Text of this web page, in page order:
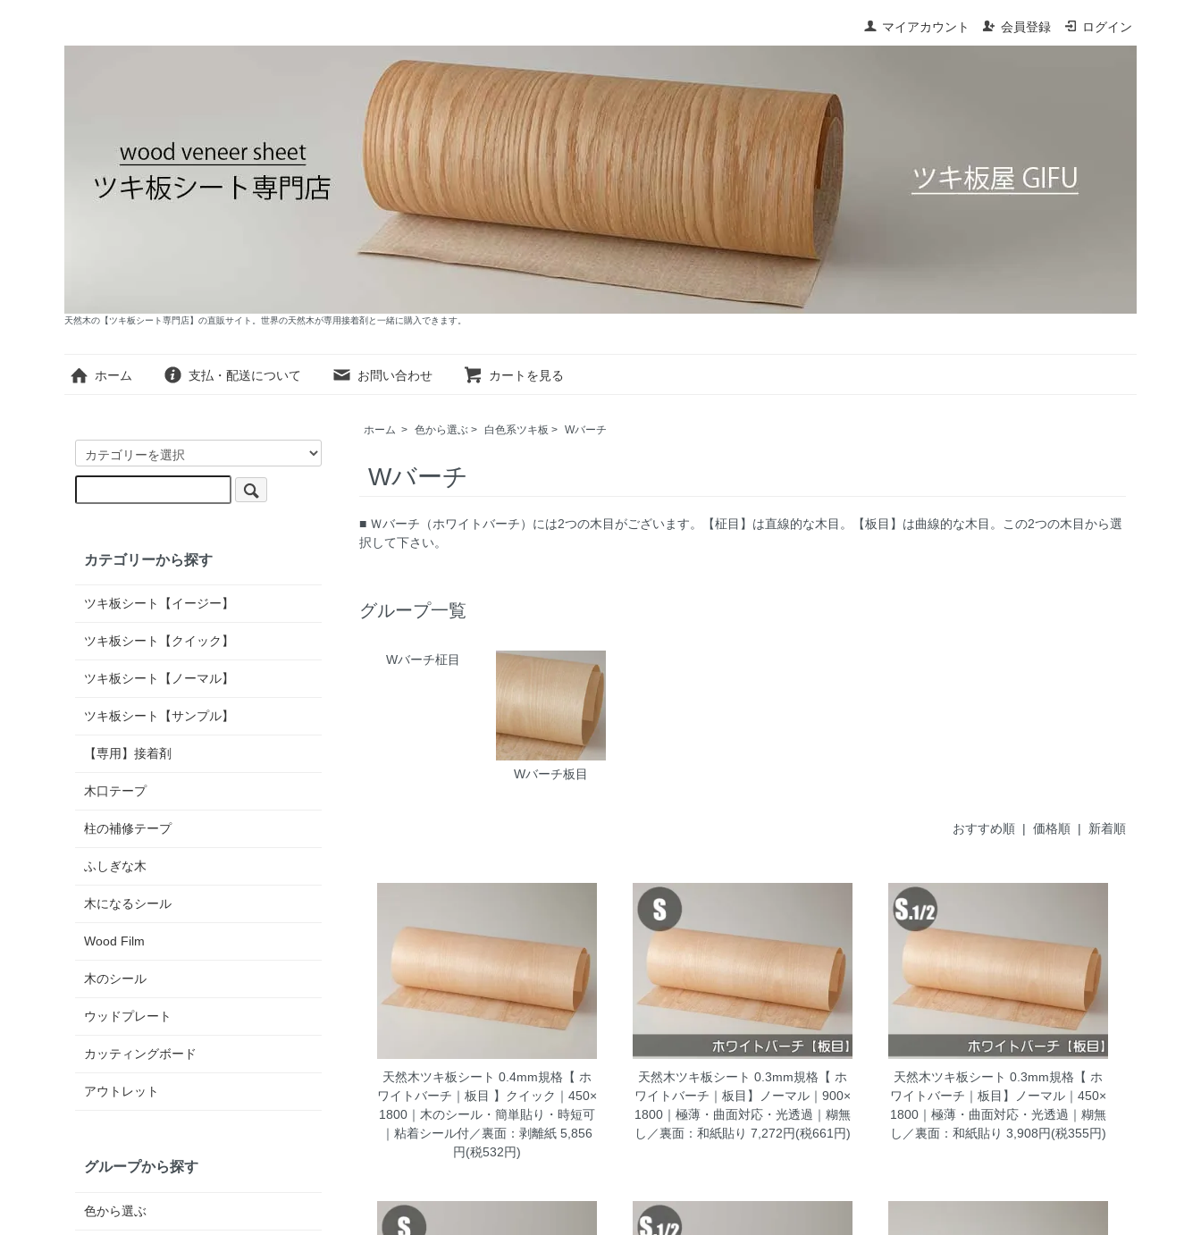
マイアカウント 会員登録 ログイン
天然木の【ツキ板シート専門店】の直販サイト。世界の天然木が専用接着剤と一緒に購入できます。
ホーム 支払・配送について お問い合わせ カートを見る
ホーム > 色から選ぶ > 白色系ツキ板 > Wバーチ
Wバーチ
■ Ｗバーチ（ホワイトバーチ）には2つの木目がございます。【柾目】は直線的な木目。【板目】は曲線的な木目。この2つの木目から選
択して下さい。
グループ一覧
Wバーチ柾目
Wバーチ板目
おすすめ順 | 価格順 | 新着順
天然木ツキ板シート 0.4mm規格【 ホ
ワイトバーチ｜板目 】クイック｜450×
1800｜木のシール・簡単貼り・時短可
｜粘着シール付／裏面：剥離紙5,856
円(税532円)
天然木ツキ板シート 0.3mm規格【 ホ
ワイトバーチ｜板目】ノーマル｜900×
1800｜極薄・曲面対応・光透過｜糊無
し／裏面：和紙貼り 7,272円(税661円)
天然木ツキ板シート 0.3mm規格【 ホ
ワイトバーチ｜板目】ノーマル｜450×
1800｜極薄・曲面対応・光透過｜糊無
し／裏面：和紙貼り 3,908円(税355円)
カテゴリーから探す
ツキ板シート【イージー】
ツキ板シート【クイック】
ツキ板シート【ノーマル】
ツキ板シート【サンプル】
【専用】接着剤
木口テープ
柱の補修テープ
ふしぎな木
木になるシール
Wood Film
木のシール
ウッドプレート
カッティングボード
アウトレット
グループから探す
色から選ぶ